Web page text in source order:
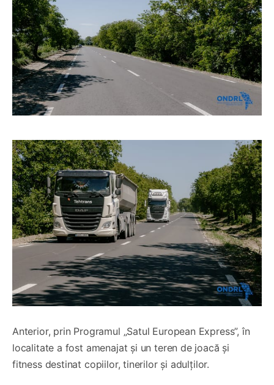
Anterior, prin Programul „Satul European Express”, în
localitate a fost amenajat și un teren de joacă și
fitness destinat copiilor, tinerilor și adulților.